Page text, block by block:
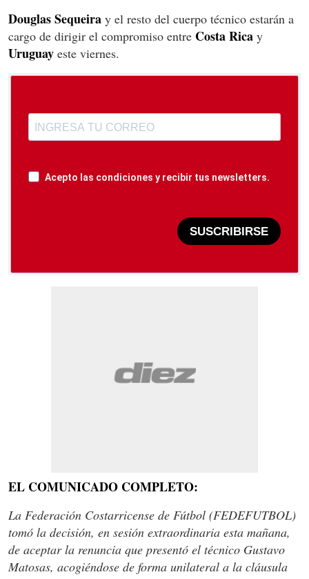
Douglas Sequeira y el resto del cuerpo técnico estarán a
cargo de dirigir el compromiso entre CostaRica y
Uruguay este viernes.
Acepto las condiciones y recibir tus newsletters.
SUSCRIBIRSE
EL COMUNICADO COMPLETO:
La Federación Costarricense de Fútbol (FEDEFUTBOL)
tomó la decisión, en sesión extraordinaria esta mañana,
de aceptar la renuncia que presentó el técnico Gustavo
Matosas, acogiéndose de forma unilateral a la cláusula